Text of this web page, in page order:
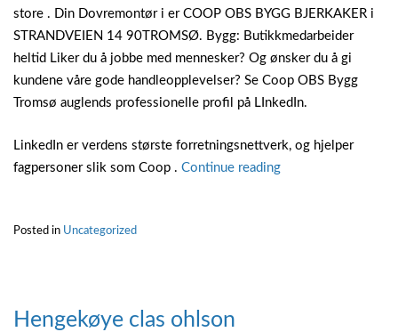
store . Din Dovremontør i er COOP OBS BYGG BJERKAKER i
STRANDVEIEN 14 90TROMSØ. Bygg: Butikkmedarbeider
heltid Liker du å jobbe med mennesker? Og ønsker du å gi
kundene våre gode handleopplevelser? Se Coop OBS Bygg
Tromsø auglends professionelle profil på LInkedIn.
LinkedIn er verdens største forretningsnettverk, og hjelper
fagpersoner slik som Coop . Continue reading“Obs
Posted in Uncategorized
Hengekøye clas ohlson